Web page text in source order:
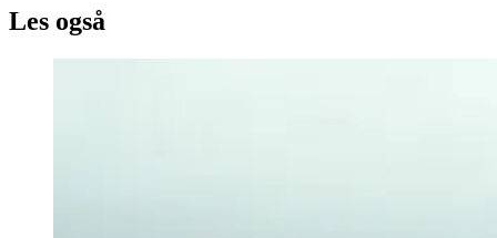
Les også